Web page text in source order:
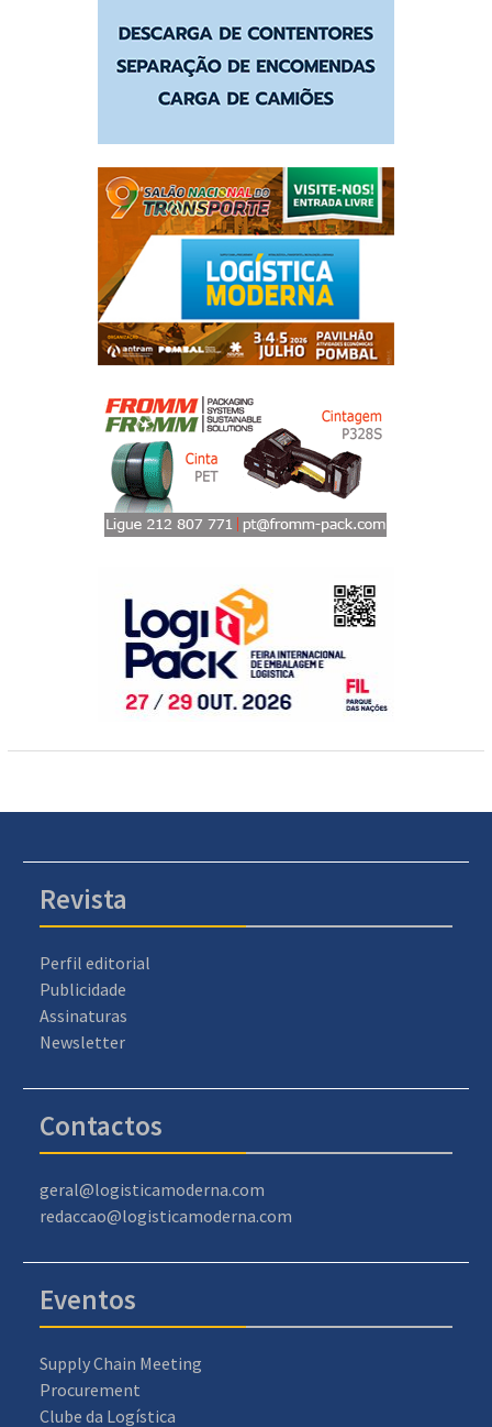
Revista
Perfil editorial
Publicidade
Assinaturas
Newsletter
Contactos
geral@logisticamoderna.com
redaccao@logisticamoderna.com
Eventos
Supply Chain Meeting
Procurement
Clube da Logística